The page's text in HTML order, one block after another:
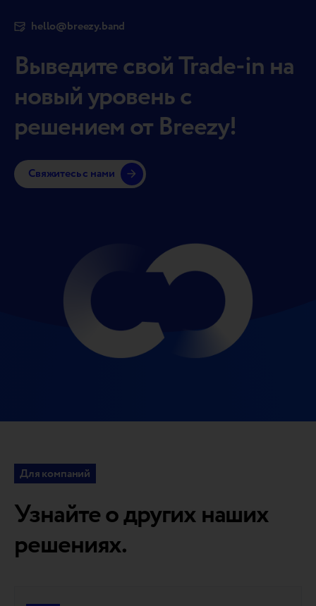
hello@breezy.band
Выведите свой Trade-in на
новый уровень с
решением от Breezy!
Свяжитесь с нами
Для компаний
Узнайте о других наших
решениях.